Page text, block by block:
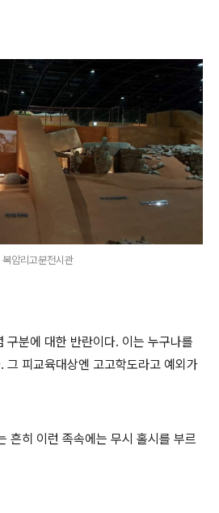
복암리고분전시관
구분에 대한 반란이다. 이는 누구나를
그 피교육대상엔 고고학도라고 예외가
흔히 이런 족속에는 무시 홀시를 부르